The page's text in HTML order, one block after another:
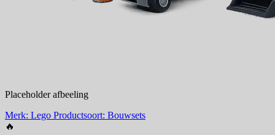
Placeholder afbeeling
Merk: Lego Productsoort: Bouwsets
🔥